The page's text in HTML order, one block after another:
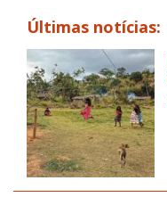
Últimas notícias: